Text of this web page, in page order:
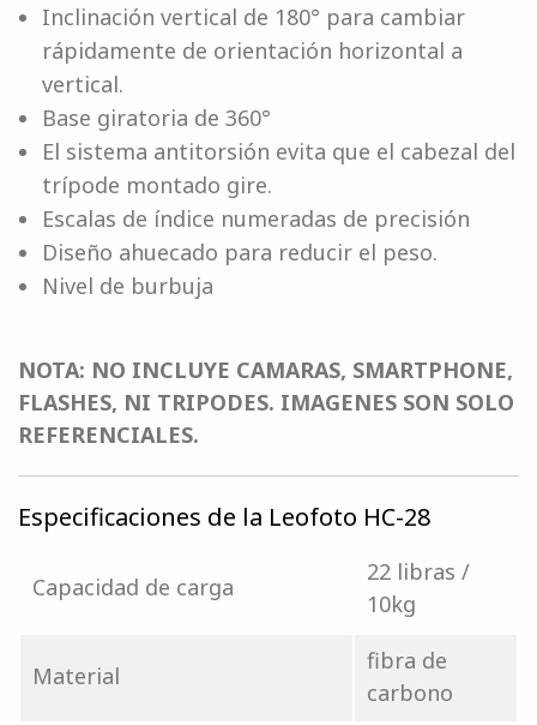
Inclinación vertical de 180° para cambiar
rápidamente de orientación horizontal a
vertical.
Base giratoria de 360°
El sistema antitorsión evita que el cabezal del
trípode montado gire.
Escalas de índice numeradas de precisión
Diseño ahuecado para reducir el peso.
Nivel de burbuja
NOTA: NO INCLUYE CAMARAS, SMARTPHONE,
FLASHES, NI TRIPODES. IMAGENES SON SOLO
REFERENCIALES.
Especificaciones de la Leofoto HC-28
Capacidad de carga
22 libras /
10kg
Material
fibra de
carbono